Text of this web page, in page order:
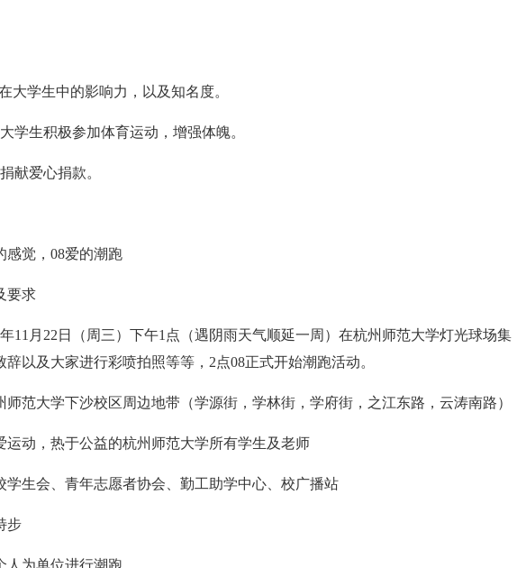
大学生中的影响力，以及知名度。
学生积极参加体育运动，增强体魄。
献爱心捐款。
感觉，08爱的潮跑
要求
11月22日（周三）下午1点（遇阴雨天气顺延一周）在杭州师范大学灯光球场集
以及大家进行彩喷拍照等等，2点08正式开始潮跑活动。
师范大学下沙校区周边地带（学源街，学林街，学府街，之江东路，云涛南路）
运动，热于公益的杭州师范大学所有学生及老师
学生会、青年志愿者协会、勤工助学中心、校广播站
步
人为单位进行潮跑